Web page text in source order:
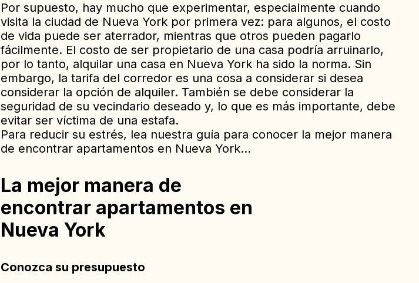
Por supuesto, hay mucho que experimentar, especialmente cuando
visita la ciudad de Nueva York por primera vez: para algunos, el costo
de vida puede ser aterrador, mientras que otros pueden pagarlo
fácilmente. El costo de ser propietario de una casa podría arruinarlo,
por lo tanto, alquilar una casa en Nueva York ha sido la norma. Sin
embargo, la tarifa del corredor es una cosa a considerar si desea
considerar la opción de alquiler. También se debe considerar la
seguridad de su vecindario deseado y, lo que es más importante, debe
evitar ser víctima de una estafa.
Para reducir su estrés, lea nuestra guía para conocer la mejor manera
de encontrar apartamentos en Nueva York…
La mejor manera de
encontrar apartamentos en
Nueva York
Conozca su presupuesto